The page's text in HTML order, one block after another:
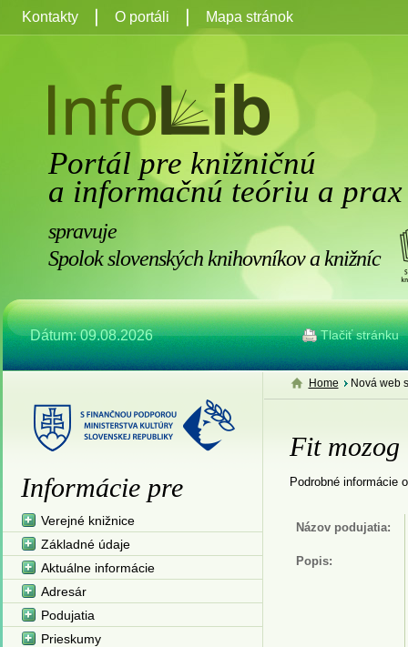
Portál pre knižničnú
a informačnú teóriu a prax
spravuje
Spolok slovenských knihovníkov a knižníc
Dátum: 09.08.2026 Tlačiť stránku
Kontakty O portáli Mapa stránok
Home Nová web
Fit mozog
Podrobné informácie
Názov podujatia:
Popis:
Informácie pre
Verejné knižnice
Základné údaje
Aktuálne informácie
Adresár
Podujatia
Prieskumy